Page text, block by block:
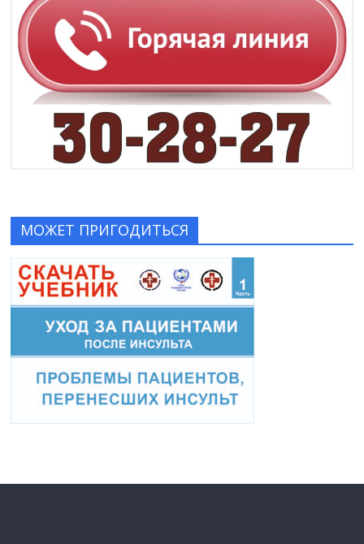
МОЖЕТ ПРИГОДИТЬСЯ